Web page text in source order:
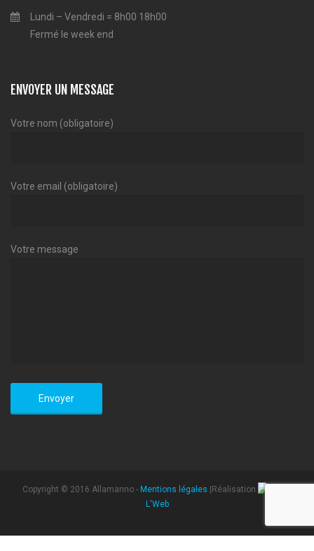
Lundi – Vendredi = 8h00 18h00
Fermé le week end
ENVOYER UN MESSAGE
Votre nom (obligatoire)
Votre email (obligatoire)
Votre message
Copyright © 2016 Allamanno - Mentions légales |Réalisation
L'Web